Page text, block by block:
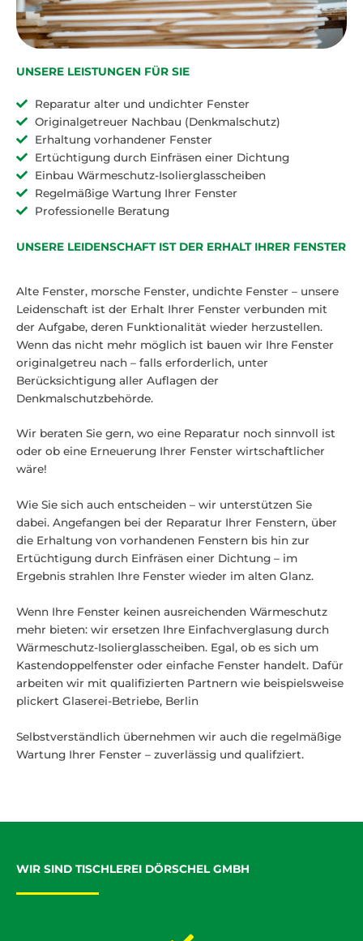
UNSERE LEISTUNGEN FÜR SIE
Reparatur alter und undichter Fenster
Originalgetreuer Nachbau (Denkmalschutz)
Erhaltung vorhandener Fenster
Ertüchtigung durch Einfräsen einer Dichtung
Einbau Wärmeschutz-Isolierglasscheiben
Regelmäßige Wartung Ihrer Fenster
Professionelle Beratung
UNSERE LEIDENSCHAFT IST DER ERHALT IHRER FENSTER
Alte Fenster, morsche Fenster, undichte Fenster – unsere
Leidenschaft ist der Erhalt Ihrer Fenster verbunden mit
der Aufgabe, deren Funktionalität wieder herzustellen.
Wenn das nicht mehr möglich ist bauen wir Ihre Fenster
originalgetreu nach – falls erforderlich, unter
Berücksichtigung aller Auflagen der
Denkmalschutzbehörde.
Wir beraten Sie gern, wo eine Reparatur noch sinnvoll ist
oder ob eine Erneuerung Ihrer Fenster wirtschaftlicher
wäre!
Wie Sie sich auch entscheiden – wir unterstützen Sie
dabei. Angefangen bei der Reparatur Ihrer Fenstern, über
die Erhaltung von vorhandenen Fenstern bis hin zur
Ertüchtigung durch Einfräsen einer Dichtung – im
Ergebnis strahlen Ihre Fenster wieder im alten Glanz.
Wenn Ihre Fenster keinen ausreichenden Wärmeschutz
mehr bieten: wir ersetzen Ihre Einfachverglasung durch
Wärmeschutz-Isolierglasscheiben. Egal, ob es sich um
Kastendoppelfenster oder einfache Fenster handelt. Dafür
arbeiten wir mit qualifizierten Partnern wie beispielsweise
plickert Glaserei-Betriebe, Berlin
Selbstverständlich übernehmen wir auch die regelmäßige
Wartung Ihrer Fenster – zuverlässig und qualifziert.
WIR SIND TISCHLEREI DÖRSCHEL GMBH